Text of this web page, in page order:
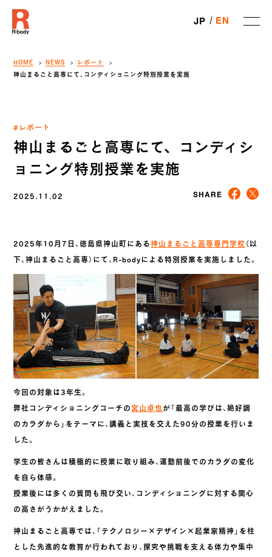
JP EN
HOME NEWS
レポート
神山まるごと高専にて、コンディショニング特別授業を実施
#レポート
神山まるごと高専にて、コンディシ
ョニング特別授業を実施
2025.11.02 SHARE
2025年10月7日、徳島県神山町にある神山まるごと高等専門学校 （以
下、神山まるごと高専）にて、R-bodyによる特別授業を実施しました。
今回の対象は3年生。
弊社コンディショニングコーチの 宮山卓也が「最高の学びは、絶好調
のカラダから」をテーマに、講義と実技を交えた90分の授業を行いま
した。
学生の皆さんは積極的に授業に取り組み、運動前後でのカラダの変化
を自ら体感。
授業後には多くの質問も飛び交い、コンディショニングに対する関心
の高さがうかがえました。
神山まるごと高専では、「テクノロジー×デザイン×起業家精神」を柱
とした先進的な教育が行われており、探究や挑戦を支える体力や集中